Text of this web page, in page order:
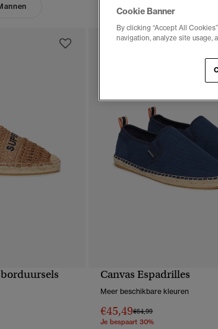
SNELLE
Canvas Espadrilles
Meer beschikbare kleuren
€45,49Prijs verlaagd van
€64,99naar
Je bespaart 30%
Cookie Banner
By clicking “Accept All
navigation, analyze site usage,